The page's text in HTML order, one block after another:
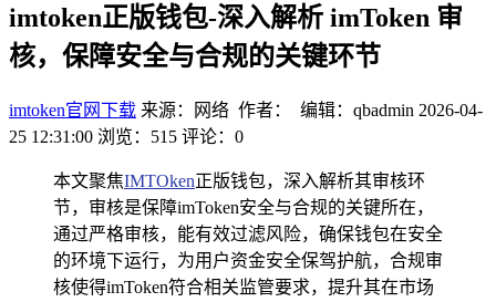
imtoken正版钱包-深入解析 imToken 审
核，保障安全与合规的关键环节
imtoken官网下载 来源：网络 作者： 编辑：qbadmin 2026-04-
25 12:31:00 浏览：515 评论：0
本文聚焦IMTOken正版钱包，深入解析其审核环
节，审核是保障imToken安全与合规的关键所在，
通过严格审核，能有效过滤风险，确保钱包在安全
的环境下运行，为用户资金安全保驾护航，合规审
核使得imToken符合相关监管要求，提升其在市场